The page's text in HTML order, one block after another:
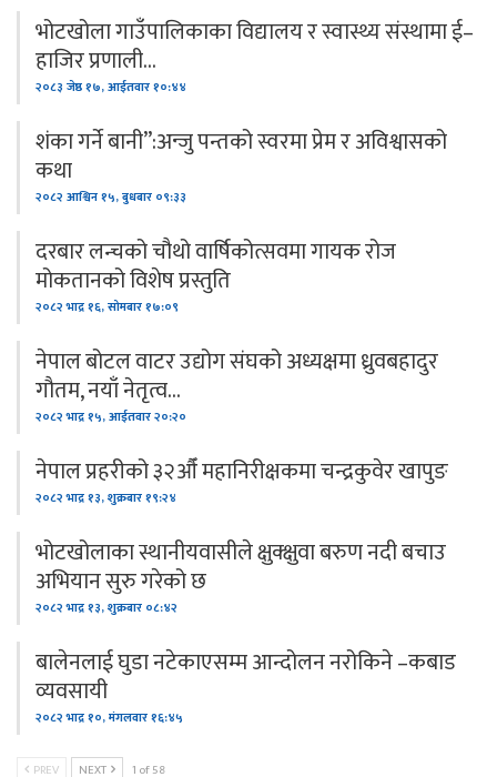
भोटखोला गाउँपालिकाका विद्यालय र स्वास्थ्य संस्थामा ई–
हाजिर प्रणाली…
२०८३ जेष्ठ १७, आईतवार १०:४४
शंका गर्ने बानी”:अन्जु पन्तको स्वरमा प्रेम र अविश्वासको
कथा
२०८२ आश्विन १५, बुधबार ०९:३३
दरबार लन्चको चौथो वार्षिकोत्सवमा गायक रोज
मोकतानको विशेष प्रस्तुति
२०८२ भाद्र १६, सोमबार १७:०९
नेपाल बोटल वाटर उद्योग संघको अध्यक्षमा ध्रुवबहादुर
गौतम, नयाँ नेतृत्व…
२०८२ भाद्र १५, आईतवार २०:२०
नेपाल प्रहरीको ३२औँ महानिरीक्षकमा चन्द्रकुवेर खापुङ
२०८२ भाद्र १३, शुक्रबार १९:२४
भोटखोलाका स्थानीयवासीले क्षुक्क्षुवा बरुण नदी बचाउ
अभियान सुरु गरेको छ
२०८२ भाद्र १३, शुक्रबार ०८:४२
बालेनलाई घुडा नटेकाएसम्म आन्दोलन नरोकिने –कबाड
व्यवसायी
२०८२ भाद्र १०, मंगलवार १६:४५
PREV NEXT 1 of 58